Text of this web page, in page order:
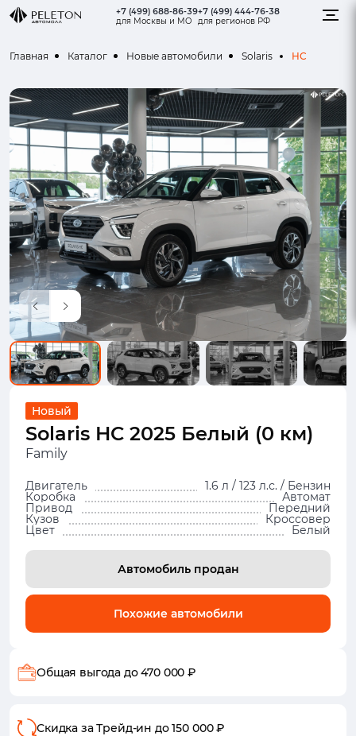
+7 (499) 688-86-39
для Москвы и МО
+7 (499) 444-76-38
для регионов РФ
Главная Каталог Новые автомобили Solaris HC
Новый
Solaris HC 2025 Белый (0 км)
Family
Двигатель 1.6 л / 123 л.с. / Бензин
Коробка Автомат
Привод Передний
Кузов Кроссовер
Цвет Белый
Автомобиль продан
Похожие автомобили
Общая выгода до 470 000 ₽
Скидка за Трейд-ин до 150 000 ₽